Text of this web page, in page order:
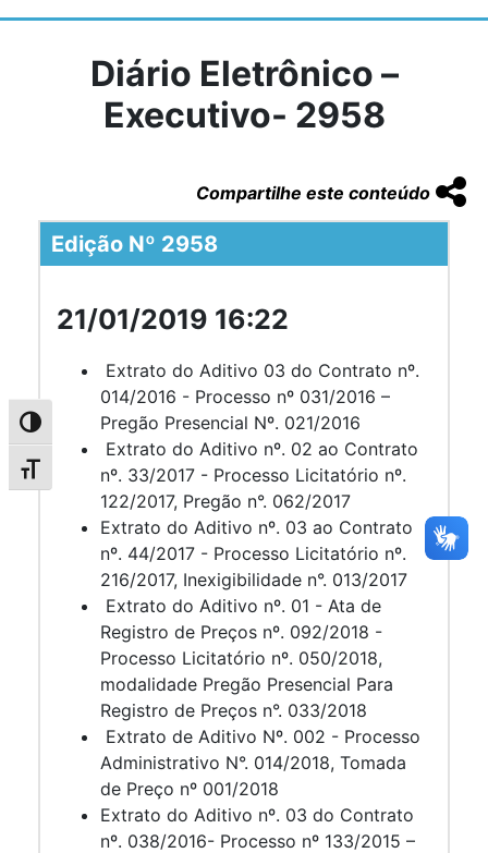
Alternar alto contraste
Alternar tamanho da fonte
Diário Eletrônico –
Executivo- 2958
Compartilhe este conteúdo
Edição Nº 2958
21/01/2019 16:22
Extrato do Aditivo 03 do Contrato nº.
014/2016 - Processo nº 031/2016 –
Pregão Presencial Nº. 021/2016
Extrato do Aditivo nº. 02 ao Contrato
nº. 33/2017 - Processo Licitatório nº.
122/2017, Pregão n°. 062/2017
Extrato do Aditivo nº. 03 ao Contrato
nº. 44/2017 - Processo Licitatório nº.
216/2017, Inexigibilidade n°. 013/2017
Extrato do Aditivo nº. 01 - Ata de
Registro de Preços nº. 092/2018 -
Processo Licitatório nº. 050/2018,
modalidade Pregão Presencial Para
Registro de Preços n°. 033/2018
Extrato de Aditivo Nº. 002 - Processo
Administrativo N°. 014/2018, Tomada
de Preço nº 001/2018
Extrato do Aditivo nº. 03 do Contrato
nº. 038/2016- Processo nº 133/2015 –